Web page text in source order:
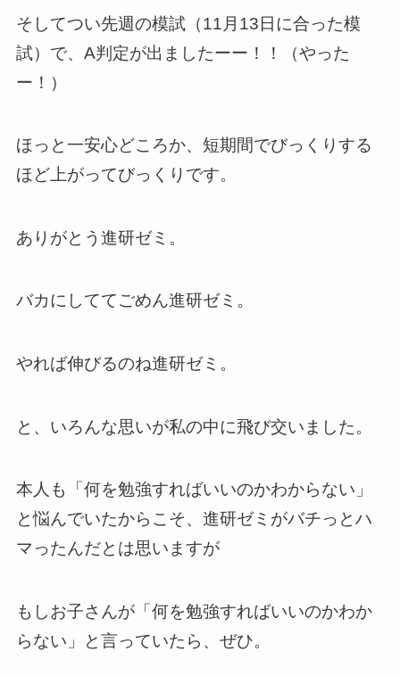
そしてつい先週の模試（11月13日に合った模
試）で、A判定が出ましたーー！！（やった
ー！）
ほっと一安心どころか、短期間でびっくりする
ほど上がってびっくりです。
ありがとう進研ゼミ。
バカにしててごめん進研ゼミ。
やれば伸びるのね進研ゼミ。
と、いろんな思いが私の中に飛び交いました。
本人も「何を勉強すればいいのかわからない」
と悩んでいたからこそ、進研ゼミがバチっとハ
マったんだとは思いますが
もしお子さんが「何を勉強すればいいのかわか
らない」と言っていたら、ぜひ。